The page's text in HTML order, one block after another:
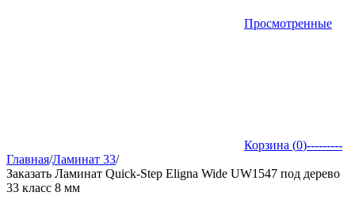
Просмотренные
Корзина (0)---------
Главная/Ламинат 33/
Заказать Ламинат Quick-Step Eligna Wide UW1547 под дерево
33 класс 8 мм